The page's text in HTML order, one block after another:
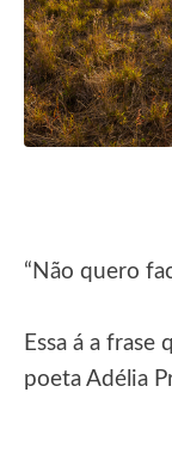
“Não quero
Essa á a frase
poeta Adélia